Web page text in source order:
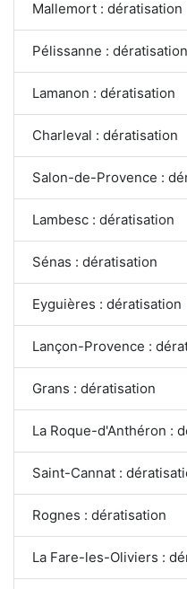
Mallemort : dératisation
Pélissanne : dératisation
Lamanon : dératisation
Charleval : dératisation
Salon-de-Provence :
Lambesc : dératisation
Sénas : dératisation
Eyguières : dératisation
Lançon-Provence :
Grans : dératisation
La Roque-d'Anthéron :
Saint-Cannat :
Rognes : dératisation
La Fare-les-Oliviers :